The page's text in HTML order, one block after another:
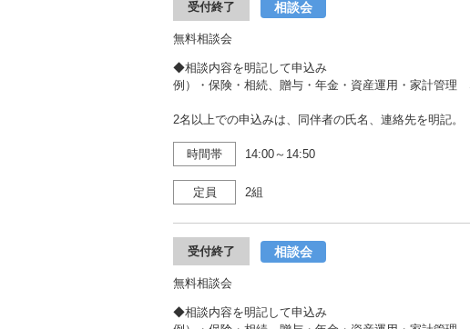
受付終了 相談会
無料相談会
◆相談内容を明記して申込み
例）・保険・相続、贈与・年金・資産運用・家計管理
2名以上での申込みは、同伴者の氏名、連絡先を明記。
時間帯 14:00～14:50
定員 2組
受付終了 相談会
無料相談会
◆相談内容を明記して申込み